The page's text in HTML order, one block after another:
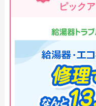
ピック